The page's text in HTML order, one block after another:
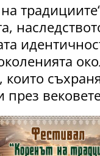
които
през